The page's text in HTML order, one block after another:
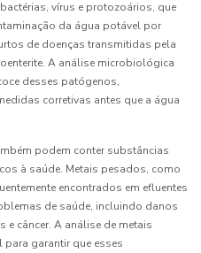
vírus e protozoários, que
da água potável por
de doenças transmitidas pela
A análise microbiológica
desses patógenos,
corretivas antes que a água
podem conter substâncias
à saúde. Metais pesados, como
encontrados em efluentes
de saúde, incluindo danos
câncer. A análise de metais
garantir que esses